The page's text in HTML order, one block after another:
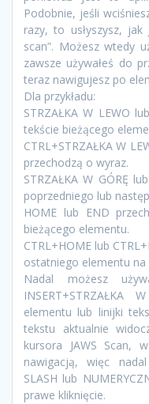
Podobnie, jeśli
razy, to usłyszysz, jak
scan”. Możesz wtedy
zawsze używałeś do
teraz nawigujesz po
Dla przykładu:
STRZAŁKA W LEWO
tekście bieżącego
CTRL+STRZAŁKA W
przechodzą o wyraz.
STRZAŁKA W GÓRĘ
poprzedniego lub
HOME lub END
bieżącego elementu.
CTRL+HOME lub
ostatniego elementu na
Nadal możesz
elementu lub linijki
tekstu aktualnie
kursora JAWS Scan,
nawigacją, więc
SLASH lub
prawe kliknięcie.